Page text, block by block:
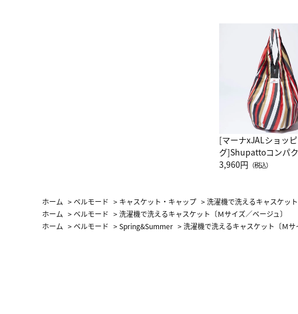
[マーナxJALショッ
グ]Shupattoコンパ
グ Drop JAL客室乗務員
3,960円 （税込）
ホーム >ベルモード > キャスケット・キャップ >洗濯機で洗えるキャスケッ
ホーム >ベルモード >洗濯機で洗えるキャスケット〔Ｍサイズ／ベージュ〕
ホーム >ベルモード >Spring&Summer >洗濯機で洗えるキャスケット〔Ｍサ